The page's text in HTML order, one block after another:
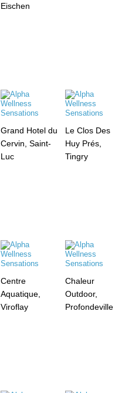
Eischen
Grand Hotel du
Cervin, Saint-
Luc
Le Clos Des
Huy Prés,
Tingry
Centre
Aquatique,
Viroflay
Chaleur
Outdoor,
Profondeville